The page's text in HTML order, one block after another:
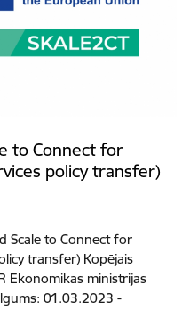
to Connect for
policy transfer)
Scale to Connect for
transfer) Kopējais
Ekonomikas ministrijas
01.03.2023 -